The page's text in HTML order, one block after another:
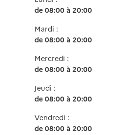
de 08:00 à 20:00
Mardi :
de 08:00 à 20:00
Mercredi :
de 08:00 à 20:00
Jeudi :
de 08:00 à 20:00
Vendredi :
de 08:00 à 20:00